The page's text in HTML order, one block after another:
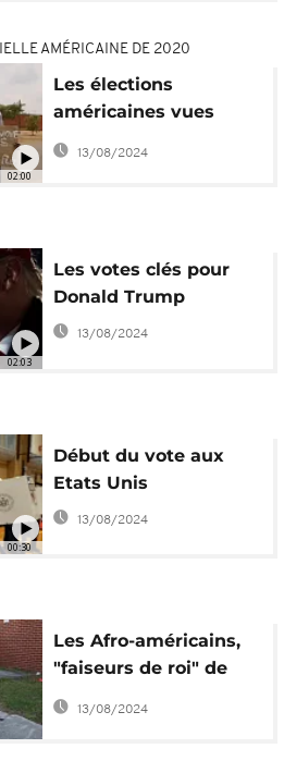
02:00
AMÉRICAINE DE 2020
Les élections
américaines vues
d'Afrique
13/08/2024
02:03
Les votes clés pour
Donald Trump
13/08/2024
00:30
Début du vote aux
Etats Unis
13/08/2024
Les Afro-américains,
"faiseurs de roi" de
l'élection
présidentielle ?
13/08/2024